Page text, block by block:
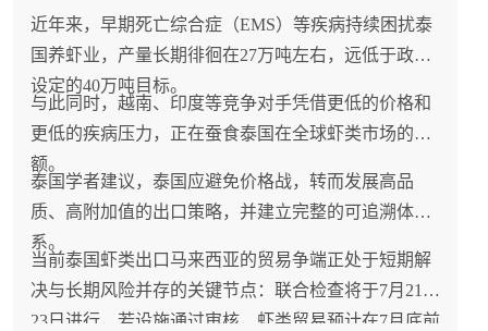
近年来，早期死亡综合症（EMS）等疾病持续困扰泰
国养虾业，产量长期徘徊在27万吨左右，远低于政府
设定的40万吨目标。
与此同时，越南、印度等竞争对手凭借更低的价格和
更低的疾病压力，正在蚕食泰国在全球虾类市场的份
额。
泰国学者建议，泰国应避免价格战，转而发展高品
质、高附加值的出口策略，并建立完整的可追溯体
系。
当前泰国虾类出口马来西亚的贸易争端正处于短期解
决与长期风险并存的关键节点：联合检查将于7月21-
23日进行，若设施通过审核，虾类贸易预计在7月底前